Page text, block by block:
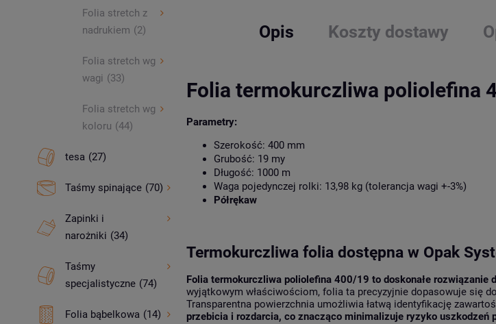
Folia stretch z
nadrukiem (2)
Folia stretch wg
wagi (33)
Folia stretch wg
koloru (44)
tesa (27)
Taśmy spinające (70)
Zapinki i
narożniki (34)
Taśmy
specjalistyczne (74)
Folia bąbelkowa (14)
Opis Koszty dostawy
Folia termokurczliwa poliolefina
Parametry:
Szerokość: 400 mm
Grubość: 19 my
Długość: 1000 m
Waga pojedynczej rolki: 13,98 kg (tolerancja wagi +-3%)
Półrękaw
Termokurczliwa folia dostępna w Opak
Folia termokurczliwa poliolefina 400/19 to doskonałe
wyjątkowym właściwościom, folia ta precyzyjnie dopasowuje się
Transparentna powierzchnia umożliwia łatwą identyfikację
przebicia i rozdarcia, co znacząco minimalizuje ryzyko uszkodzeń